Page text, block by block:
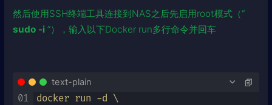
然后使用SSH终端工具连接到NAS之后先启用root模式（“
sudo -i ”），输入以下Docker run多行命令并回车
text-plain
01
docker run -d \